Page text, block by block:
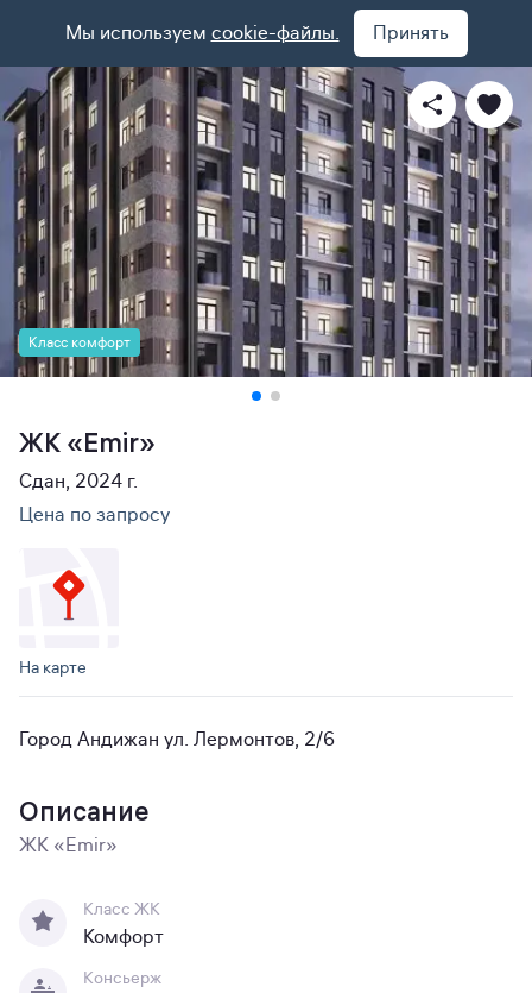
Мы используем cookie-файлы. Принять
Класс комфорт
ЖК «Emir»
Сдан, 2024 г.
Цена по запросу
На карте
Город Андижан ул. Лермонтов, 2/6
Описание
ЖК «Emir»
Класс ЖК
Комфорт
Консьерж